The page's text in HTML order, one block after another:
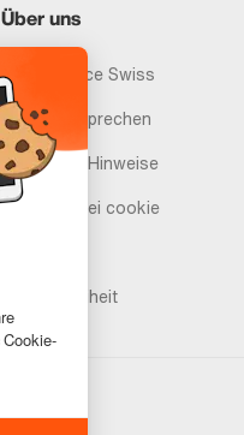
Über uns
Recommerce Swiss
Unser Versprechen
Rechtliche Hinweise
Gestione dei cookie
Barrierefreiheit